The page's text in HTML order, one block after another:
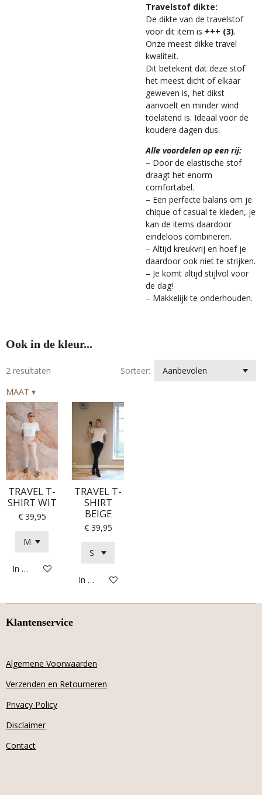
Travelstof dikte:
De dikte van de travelstof
voor dit item is +++ (3).
Onze meest dikke travel
kwaliteit.
Dit betekent dat deze stof
het meest dicht of elkaar
geweven is, het dikst
aanvoelt en minder wind
toelatend is. Ideaal voor de
koudere dagen dus.
Alle voordelen op een rij:
– Door de elastische stof
draagt het enorm
comfortabel.
– Een perfecte balans om je
chique of casual te kleden, je
kan de items daardoor
eindeloos combineren.
– Altijd kreukvrij en hoef je
daardoor ook niet te strijken.
– Je komt altijd stijlvol voor
de dag!
– Makkelijk te onderhouden.
Ook in de kleur...
2 resultaten
Sorteer:
MAAT ▾
TRAVEL T-
SHIRT WIT
€ 39,95
In winkelwagen
TRAVEL T-
SHIRT
BEIGE
€ 39,95
In winkelwagen
Klantenservice
Algemene Voorwaarden
Verzenden en Retourneren
Privacy Policy
Disclaimer
Contact